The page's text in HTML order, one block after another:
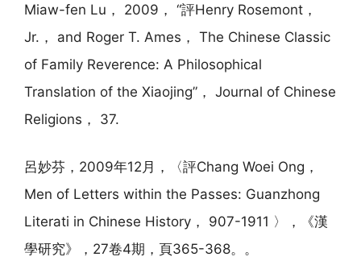
Miaw-fen Lu， 2009， “評Henry Rosemont，
Jr.， and Roger T. Ames， The Chinese Classic
of Family Reverence: A Philosophical
Translation of the Xiaojing”， Journal of Chinese
Religions， 37.
呂妙芬，2009年12月，〈評Chang Woei Ong，
Men of Letters within the Passes: Guanzhong
Literati in Chinese History， 907-1911 〉，《漢
學研究》，27卷4期，頁365-368。。